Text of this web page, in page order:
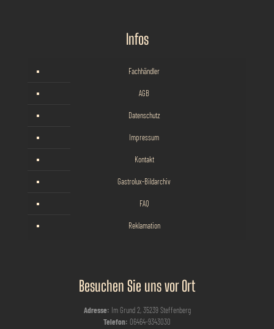
Infos
Fachhändler
AGB
Datenschutz
Impressum
Kontakt
Gastrolux-Bildarchiv
FAQ
Reklamation
Besuchen Sie uns vor Ort
Adresse: Im Grund 2, 35239 Steffenberg
Telefon: 06464-9343030